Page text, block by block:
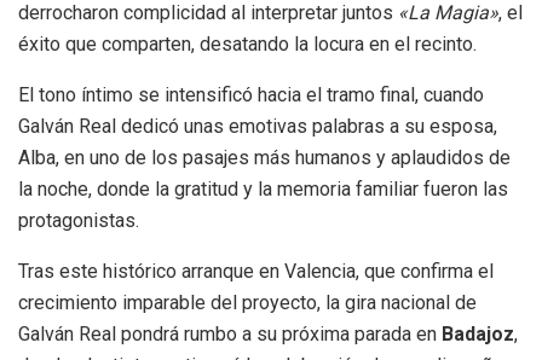
derrocharon complicidad al interpretar juntos «La Magia», el
éxito que comparten, desatando la locura en el recinto.
El tono íntimo se intensificó hacia el tramo final, cuando
Galván Real dedicó unas emotivas palabras a su esposa,
Alba, en uno de los pasajes más humanos y aplaudidos de
la noche, donde la gratitud y la memoria familiar fueron las
protagonistas.
Tras este histórico arranque en Valencia, que confirma el
crecimiento imparable del proyecto, la gira nacional de
Galván Real pondrá rumbo a su próxima parada en Badajoz,